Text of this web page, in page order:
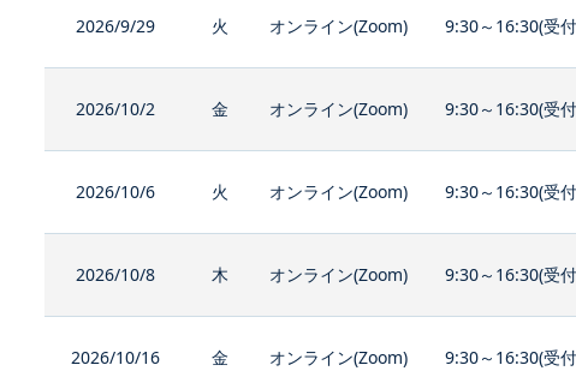
2026/9/29 火 オンライン(Zoom) 9:30～16:30(受
2026/10/2 金 オンライン(Zoom) 9:30～16:30(受
2026/10/6 火 オンライン(Zoom) 9:30～16:30(受
2026/10/8 木 オンライン(Zoom) 9:30～16:30(受
2026/10/16 金 オンライン(Zoom) 9:30～16:30(受